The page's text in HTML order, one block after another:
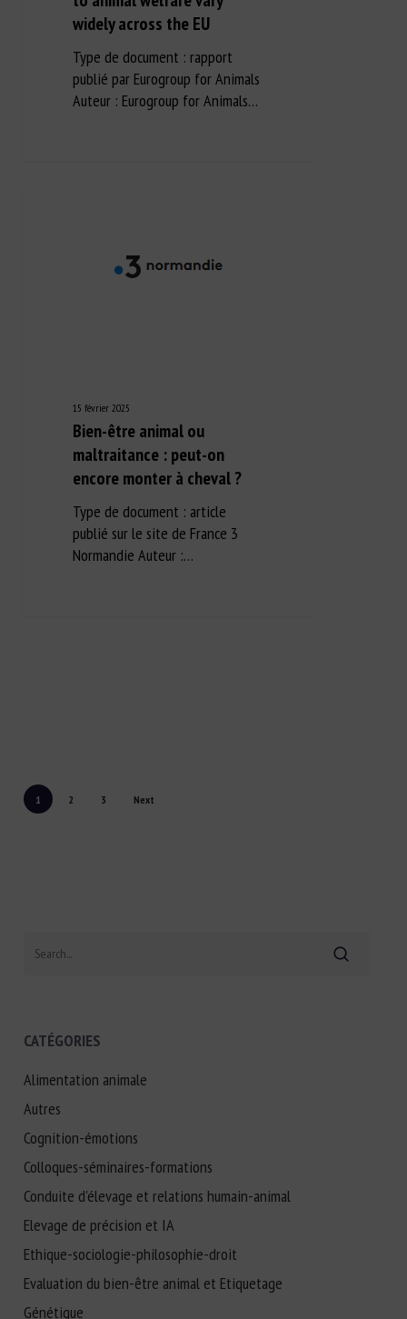
widely across the EU
Type de document : rapport
publié par Eurogroup for Animals
Auteur : Eurogroup for Animals…
15 février 2025
Bien-être animal ou
maltraitance : peut-on
encore monter à cheval ?
Type de document : article
publié sur le site de France 3
Normandie Auteur :…
1 2 3 Next
CATÉGORIES
Alimentation animale
Autres
Cognition-émotions
Colloques-séminaires-formations
Conduite d'élevage et relations humain-animal
Elevage de précision et IA
Ethique-sociologie-philosophie-droit
Evaluation du bien-être animal et Etiquetage
Génétique